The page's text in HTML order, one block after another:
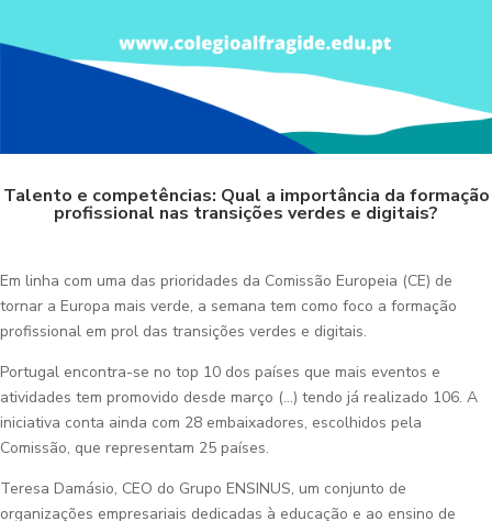
Talento e competências: Qual a importância da formação
profissional nas transições verdes e digitais?
Em linha com uma das prioridades da Comissão Europeia (CE) de
tornar a Europa mais verde, a semana tem como foco a formação
profissional em prol das transições verdes e digitais.
Portugal encontra-se no top 10 dos países que mais eventos e
atividades tem promovido desde março (…) tendo já realizado 106. A
iniciativa conta ainda com 28 embaixadores, escolhidos pela
Comissão, que representam 25 países.
Teresa Damásio, CEO do Grupo ENSINUS, um conjunto de
organizações empresariais dedicadas à educação e ao ensino de